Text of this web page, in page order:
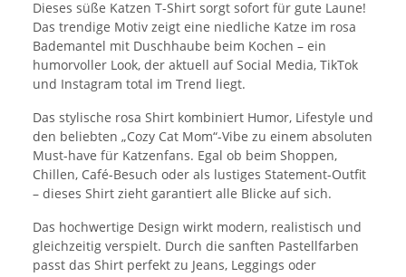
Dieses süße Katzen T-Shirt sorgt sofort für gute Laune!
Das trendige Motiv zeigt eine niedliche Katze im rosa
Bademantel mit Duschhaube beim Kochen – ein
humorvoller Look, der aktuell auf Social Media, TikTok
und Instagram total im Trend liegt.
Das stylische rosa Shirt kombiniert Humor, Lifestyle und
den beliebten „Cozy Cat Mom“-Vibe zu einem absoluten
Must-have für Katzenfans. Egal ob beim Shoppen,
Chillen, Café-Besuch oder als lustiges Statement-Outfit
– dieses Shirt zieht garantiert alle Blicke auf sich.
Das hochwertige Design wirkt modern, realistisch und
gleichzeitig verspielt. Durch die sanften Pastellfarben
passt das Shirt perfekt zu Jeans, Leggings oder